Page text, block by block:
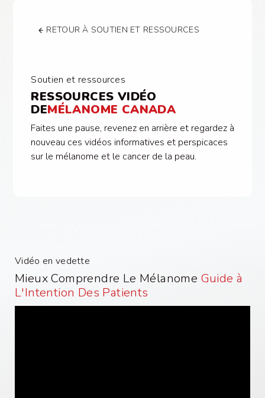
RETOUR À SOUTIEN ET RESSOURCES
Soutien et ressources
RESSOURCES VIDÉO
DEMÉLANOME CANADA
Faites une pause, revenez en arrière et regardez à
nouveau ces vidéos informatives et perspicaces
sur le mélanome et le cancer de la peau.
Vidéo en vedette
Mieux Comprendre Le Mélanome Guide à
L'Intention Des Patients